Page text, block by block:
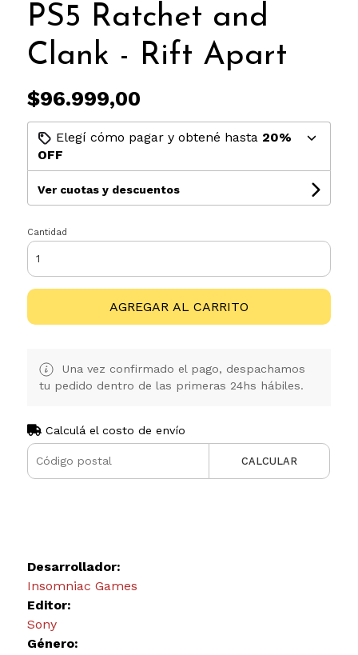
PS5 Ratchet and
Clank - Rift Apart
$96.999,00
Elegí cómo pagar y obtené hasta 20%
OFF
Ver cuotas y descuentos
Cantidad
AGREGAR AL CARRITO
Una vez confirmado el pago, despachamos
tu pedido dentro de las primeras 24hs hábiles.
Calculá el costo de envío
CALCULAR
Desarrollador:
Insomniac Games
Editor:
Sony
Género: